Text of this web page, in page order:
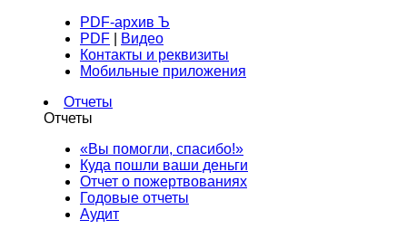
PDF-архив Ъ
PDF
Видео
Контакты и реквизиты
Мобильные приложения
Отчеты
Отчеты
«Вы помогли, спасибо!»
Куда пошли ваши деньги
Отчет о пожертвованиях
Годовые отчеты
Аудит